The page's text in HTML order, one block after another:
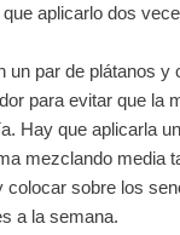
aplicarlo dos
un par de plátanos
para evitar que la
Hay que aplicarla
mezclando media
sobre los
a la semana.